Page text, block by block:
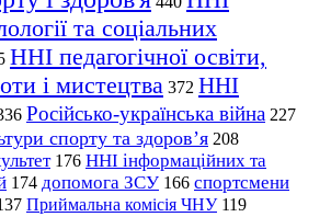
та соціальних
ННІ педагогічної освіти,
і мистецтва 372 ННІ
Російсько-українська війна 227
спорту та здоров’я 208
176 ННІ інформаційних та
174 допомога ЗСУ 166 спортсмени
Приймальна комісія ЧНУ 119